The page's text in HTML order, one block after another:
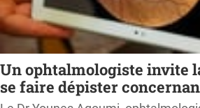
Un ophtalmologiste invite
se faire dépister